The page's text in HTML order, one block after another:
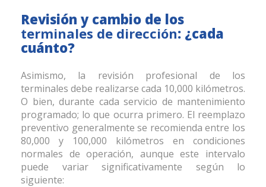
Revisión y cambio de los
terminales de dirección: ¿cada
cuánto?
Asimismo, la revisión profesional de los
terminales debe realizarse cada 10,000 kilómetros.
O bien, durante cada servicio de mantenimiento
programado; lo que ocurra primero. El reemplazo
preventivo generalmente se recomienda entre los
80,000 y 100,000 kilómetros en condiciones
normales de operación, aunque este intervalo
puede variar significativamente según lo
siguiente: